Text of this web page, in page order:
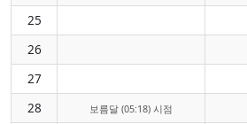
25
26
27
28
보름달 (05:18) 시점